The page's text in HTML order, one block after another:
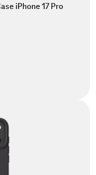
iPhone 17 Pro